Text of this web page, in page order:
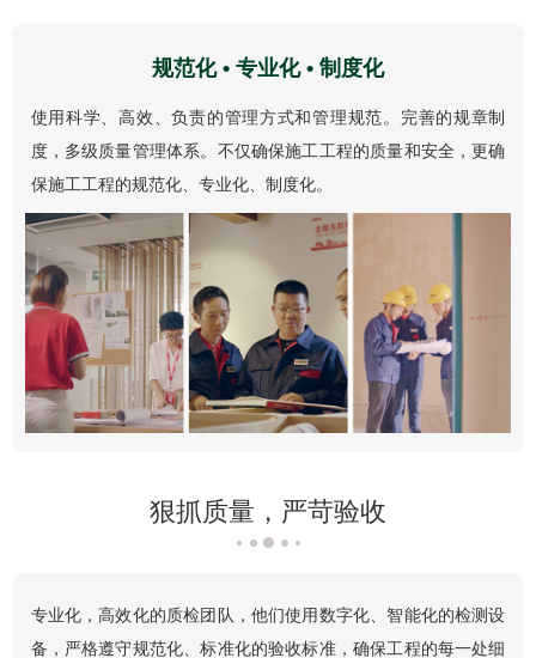
规范化 • 专业化 • 制度化
使用科学、高效、负责的管理方式和管理规范。完善的规章制
度，多级质量管理体系。不仅确保施工工程的质量和安全，更确
保施工工程的规范化、专业化、制度化。
狠抓质量，严苛验收
专业化，高效化的质检团队，他们使用数字化、智能化的检测设
备，严格遵守规范化、标准化的验收标准，确保工程的每一处细